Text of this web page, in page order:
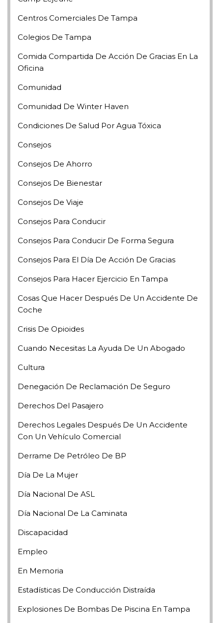
Centros Comerciales De Tampa
Colegios De Tampa
Comida Compartida De Acción De Gracias En La
Oficina
Comunidad
Comunidad De Winter Haven
Condiciones De Salud Por Agua Tóxica
Consejos
Consejos De Ahorro
Consejos De Bienestar
Consejos De Viaje
Consejos Para Conducir
Consejos Para Conducir De Forma Segura
Consejos Para El Día De Acción De Gracias
Consejos Para Hacer Ejercicio En Tampa
Cosas Que Hacer Después De Un Accidente De
Coche
Crisis De Opioides
Cuando Necesitas La Ayuda De Un Abogado
Cultura
Denegación De Reclamación De Seguro
Derechos Del Pasajero
Derechos Legales Después De Un Accidente
Con Un Vehículo Comercial
Derrame De Petróleo De BP
Día De La Mujer
Día Nacional De ASL
Día Nacional De La Caminata
Discapacidad
Empleo
En Memoria
Estadísticas De Conducción Distraída
Explosiones De Bombas De Piscina En Tampa